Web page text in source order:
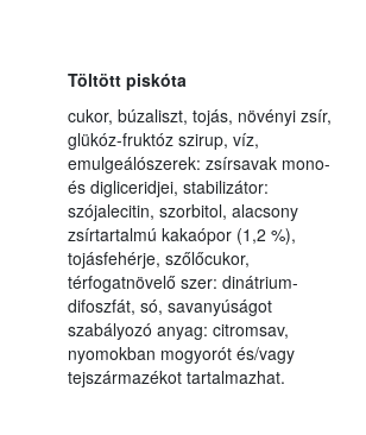
Töltött piskóta
cukor, búzaliszt, tojás, növényi zsír,
glükóz-fruktóz szirup, víz,
emulgeálószerek: zsírsavak mono-
és digliceridjei, stabilizátor:
szójalecitin, szorbitol, alacsony
zsírtartalmú kakaópor (1,2 %),
tojásfehérje, szőlőcukor,
térfogatnövelő szer: dinátrium-
difoszfát, só, savanyúságot
szabályozó anyag: citromsav,
nyomokban mogyorót és/vagy
tejszármazékot tartalmazhat.